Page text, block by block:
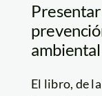
ambiental
El libro, de